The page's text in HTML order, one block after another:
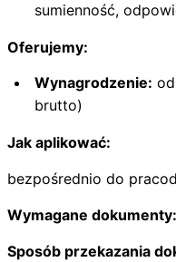
sumienność,
Oferujemy:
Wynagrodzenie:
brutto)
Jak aplikować:
bezpośrednio do
Wymagane dokumenty:
Sposób przekazania